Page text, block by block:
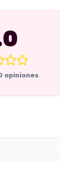
opiniones